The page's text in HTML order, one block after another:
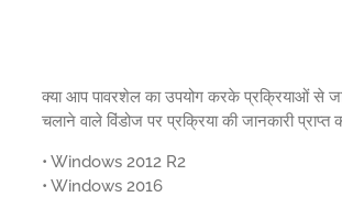
क्या आप पावरशेल का उपयोग करके प्रक्रियाओं से
चलाने वाले विंडोज पर प्रक्रिया की जानकारी
• Windows 2012 R2
• Windows 2016